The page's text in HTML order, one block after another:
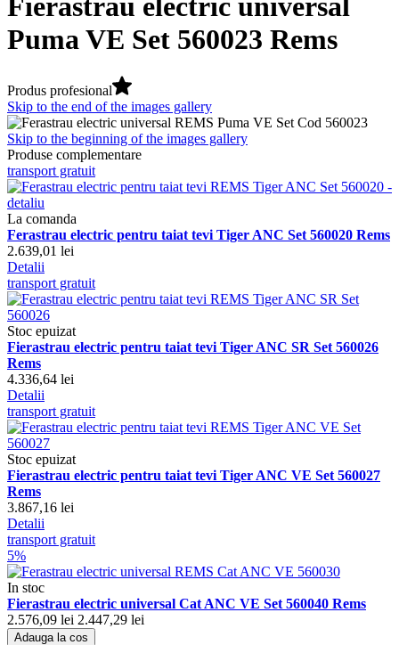
Fierastrau electric universal
Puma VE Set 560023 Rems
Produs profesional
Skip to the end of the images gallery
Skip to the beginning of the images gallery
Produse complementare
transport gratuit
La comanda
Ferastrau electric pentru taiat tevi Tiger ANC Set 560020 Rems
2.639,01 lei
Detalii
transport gratuit
Stoc epuizat
Fierastrau electric pentru taiat tevi Tiger ANC SR Set 560026
Rems
4.336,64 lei
Detalii
transport gratuit
Stoc epuizat
Fierastrau electric pentru taiat tevi Tiger ANC VE Set 560027
Rems
3.867,16 lei
Detalii
transport gratuit
5%
In stoc
Fierastrau electric universal Cat ANC VE Set 560040 Rems
2.576,09 lei 2.447,29 lei
Adauga la cos